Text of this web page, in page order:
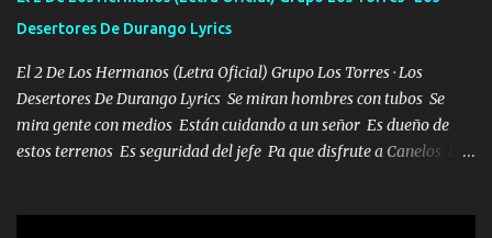
la invite a cenar Otras más me están pidiendo que las saque a
bailar Pero es que tengo un par de conciertos más que llenar Se
mueven solo por el interés P...
Desertores De Durango Lyrics
El 2 De Los Hermanos (Letra Oficial) Grupo Los Torres · Los
Desertores De Durango Lyrics Se miran hombres con tubos Se
mira gente con medios Están cuidando a un señor Es dueño de
estos terrenos Es seguridad del jefe Pa que disfrute a Canelos Es